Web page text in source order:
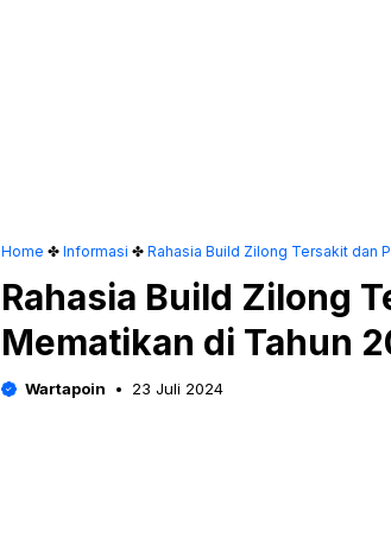
Home ✤ Informasi ✤ Rahasia Build Zilong Tersakit dan
Rahasia Build Zilong
Mematikan di Tahun
Wartapoin 23 Juli 2024